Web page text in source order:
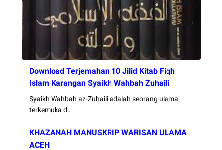
Download Terjemahan 10 Jilid Kitab Fiqh
Islam Karangan Syaikh Wahbah Zuhaili
Syaikh Wahbah az-Zuhaili adalah seorang ulama
terkemuka d…
KHAZANAH MANUSKRIP WARISAN ULAMA
ACEH